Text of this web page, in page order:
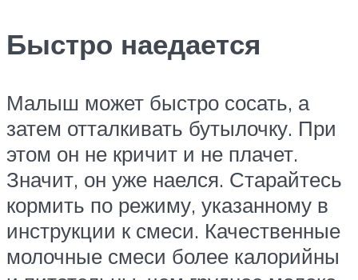
Быстро наедается
Малыш может быстро сосать, а
затем отталкивать бутылочку. При
этом он не кричит и не плачет.
Значит, он уже наелся. Старайтесь
кормить по режиму, указанному в
инструкции к смеси. Качественные
молочные смеси более калорийны